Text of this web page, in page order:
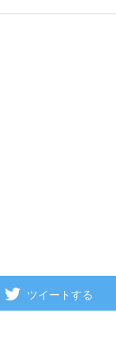
ツイートする